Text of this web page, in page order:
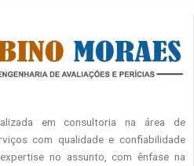
em consultoria na área de
com qualidade e confiabilidade
no assunto, com ênfase na